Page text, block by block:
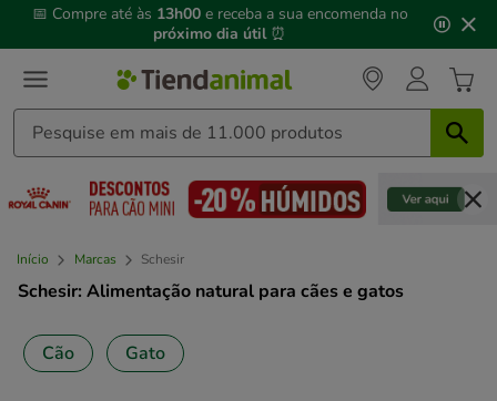
3,
mensagem,
📅 Compre até às 13h00 e receba a sua encomenda no
próximo dia útil ⏰
Início Marcas Schesir
Schesir: Alimentação natural para cães e gatos
Cão Gato